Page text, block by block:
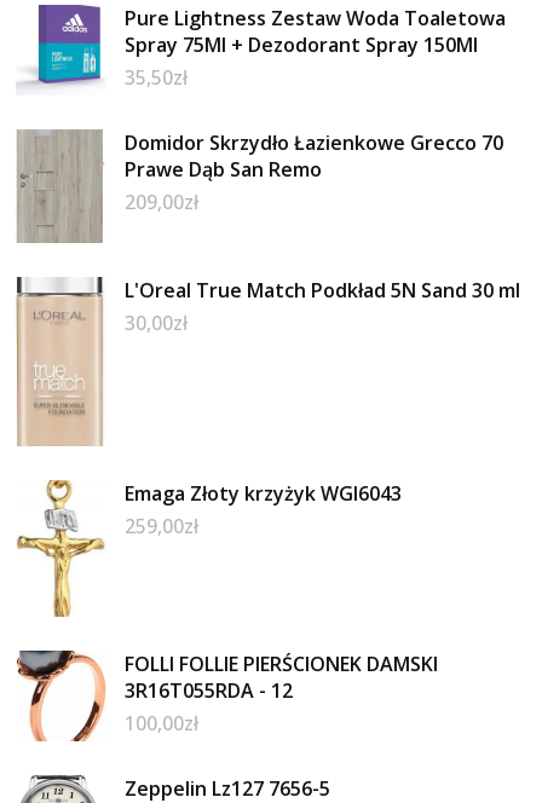
Pure Lightness Zestaw Woda Toaletowa
Spray 75Ml + Dezodorant Spray 150Ml
35,50zł
Domidor Skrzydło Łazienkowe Grecco 70
Prawe Dąb San Remo
209,00zł
L'Oreal True Match Podkład 5N Sand 30 ml
30,00zł
Emaga Złoty krzyżyk WGI6043
259,00zł
FOLLI FOLLIE PIERŚCIONEK DAMSKI
3R16T055RDA - 12
100,00zł
Zeppelin Lz127 7656-5